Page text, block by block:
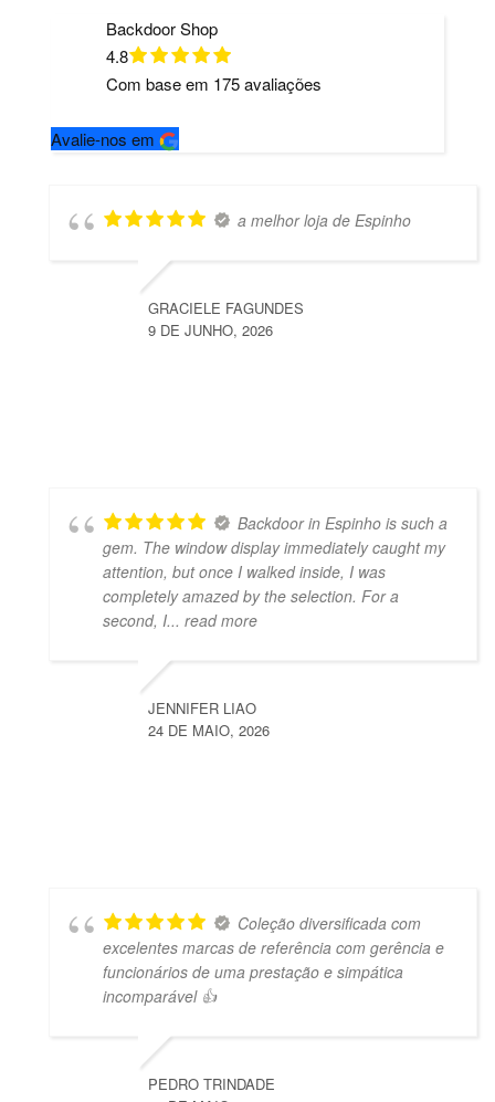
Backdoor Shop
4.8
Com base em 175avaliações
Avalie-nos em
a melhor loja de Espinho
GRACIELE FAGUNDES
9 DE JUNHO, 2026
Backdoor in Espinho is such a
gem. The window display immediately caught my
attention, but once I walked inside, I was
completely amazed by the selection. For a
second, I... read more
JENNIFER LIAO
24 DE MAIO, 2026
Coleção diversificada com
excelentes marcas de referência com gerência e
funcionários de uma prestação e simpática
incomparável 👍
PEDRO TRINDADE